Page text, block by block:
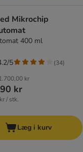
Mikrochip
400 ml
kr
kr
/ stk.
5 (34)
Læg i kurv